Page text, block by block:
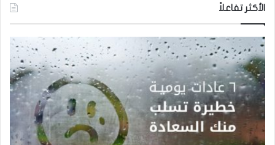
الأكثر تفاعلاً